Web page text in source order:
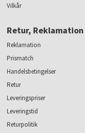
Vilkår
Retur, Reklamation
Reklamation
Prismatch
Handelsbetingelser
Retur
Leveringspriser
Leveringstid
Returpolitik